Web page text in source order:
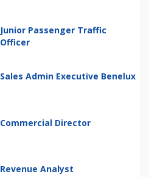
Junior Passenger Traffic
Officer
Sales Admin Executive Benelux
Commercial Director
Revenue Analyst